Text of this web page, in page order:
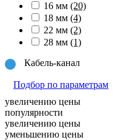
16 мм (20)
18 мм (4)
22 мм (2)
28 мм (1)
Кабель-канал
Подбор по параметрам
увеличению цены
популярности
увеличению цены
уменьшению цены